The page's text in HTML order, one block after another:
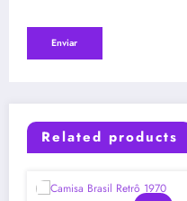
Related products